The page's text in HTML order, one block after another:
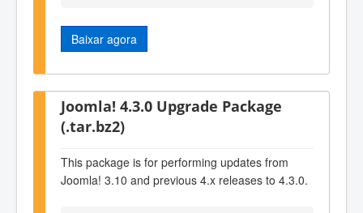
Baixar agora
Joomla! 4.3.0 Upgrade Package
(.tar.bz2)
This package is for performing updates from
Joomla! 3.10 and previous 4.x releases to 4.3.0.